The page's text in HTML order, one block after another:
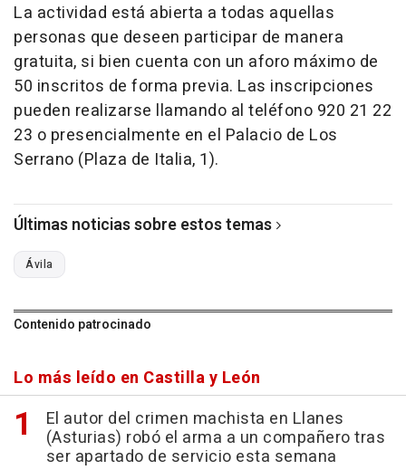
La actividad está abierta a todas aquellas
personas que deseen participar de manera
gratuita, si bien cuenta con un aforo máximo de
50 inscritos de forma previa. Las inscripciones
pueden realizarse llamando al teléfono 920 21 22
23 o presencialmente en el Palacio de Los
Serrano (Plaza de Italia, 1).
Últimas noticias sobre estos temas
Ávila
Contenido patrocinado
Lo más leído en Castilla y León
El autor del crimen machista en Llanes
(Asturias) robó el arma a un compañero tras
ser apartado de servicio esta semana